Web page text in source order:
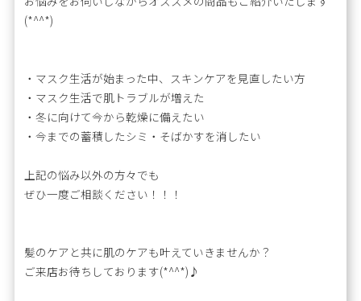
(*^^*)
・マスク生活が始まった中、スキンケアを見直したい方
・マスク生活で肌トラブルが増えた
・冬に向けて今から乾燥に備えたい
・今までの蓄積したシミ・そばかすを消したい
上記の悩み以外の方々でも
ぜひ一度ご相談ください！！！
髪のケアと共に肌のケアも叶えていきませんか？
ご来店お待ちしております(*^^*)♪